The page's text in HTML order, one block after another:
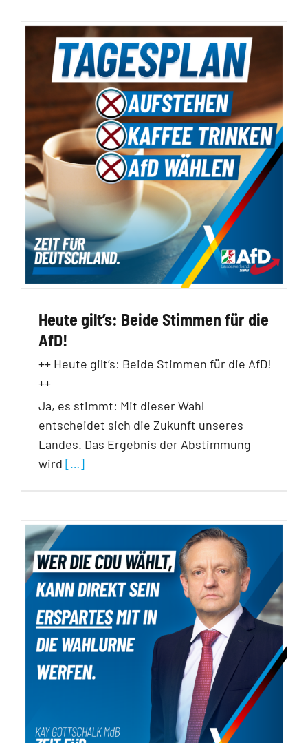
Heute gilt’s: Beide Stimmen für die
AfD!
++ Heute gilt’s: Beide Stimmen für die AfD!
++
Ja, es stimmt: Mit dieser Wahl
entscheidet sich die Zukunft unseres
Landes. Das Ergebnis der Abstimmung
wird […]